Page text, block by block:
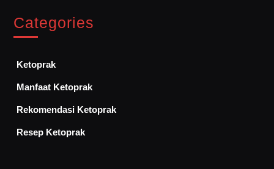
Categories
Ketoprak
Manfaat Ketoprak
Rekomendasi Ketoprak
Resep Ketoprak